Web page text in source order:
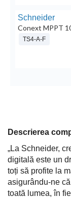
Schneider
Conext MPPT
TS4-A-F
Descrierea
„La Schneider,
digitală este un
toți să profite la
asigurându-ne
toată lumea, în